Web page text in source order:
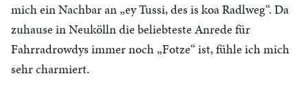
mich ein Nachbar an „ey Tussi, des is koa Radlweg“. Da
zuhause in Neukölln die beliebteste Anrede für
Fahrradrowdys immer noch „Fotze“ ist, fühle ich mich
sehr charmiert.